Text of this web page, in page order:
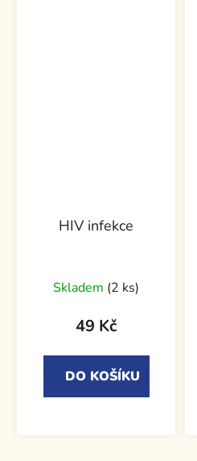
HIV infekce
Skladem (2 ks)
49 Kč
DO KOŠÍKU